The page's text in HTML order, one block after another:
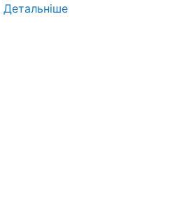
Детальніше